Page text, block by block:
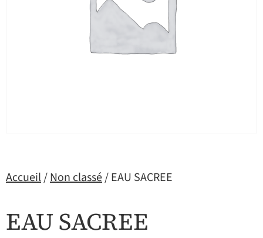
Accueil/Non classé/ EAU SACREE
EAU SACREE